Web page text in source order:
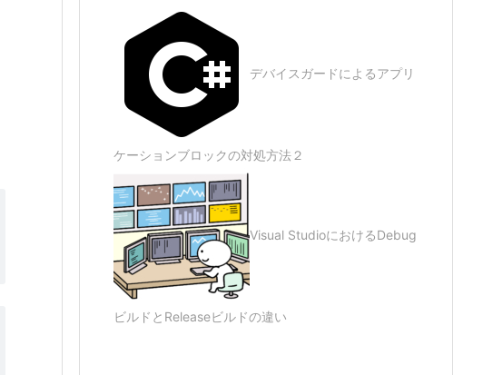
デバイスガードによるアプリ
ケーションブロックの対処方法２
Visual StudioにおけるDebug
ビルドとReleaseビルドの違い